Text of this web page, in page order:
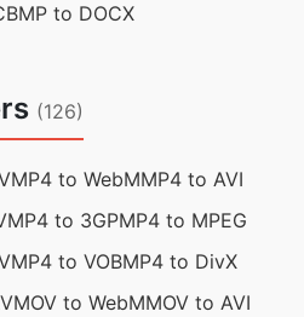
BMP to DOCX
(126)
MP4 to WebMMP4 to AVI
MP4 to 3GPMP4 to MPEG
MP4 to VOBMP4 to DivX
MOV to WebMMOV to AVI